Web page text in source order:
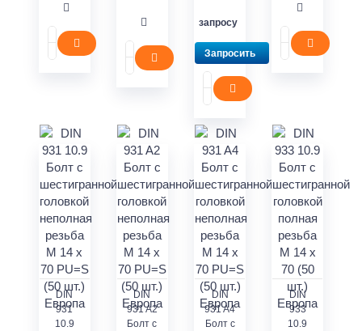
запросу
Запросить
DIN
931
10.9
DIN
931 A2
Болт с
DIN
931 A4
Болт с
DIN
933
10.9